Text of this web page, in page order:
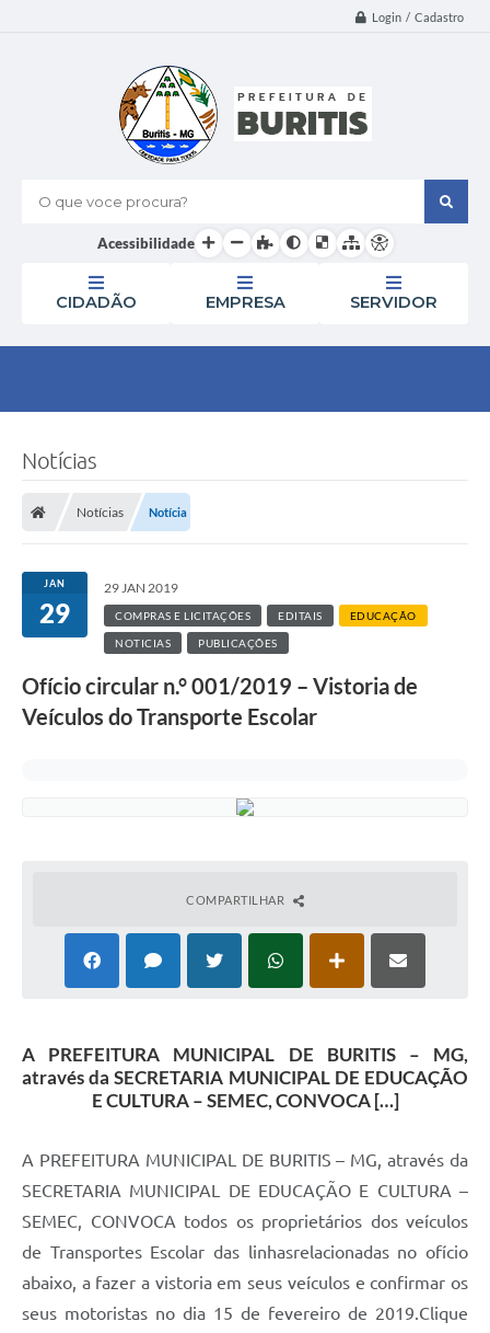
Login / Cadastro
O que voce procura?
Acessibilidade
CIDADÃO EMPRESA SERVIDOR
Notícias
Notícias Notícia
JAN
29
29 JAN 2019
COMPRAS E LICITAÇÕES EDITAIS EDUCAÇÃO
NOTICIAS PUBLICAÇÕES
Ofício circular n.° 001/2019 – Vistoria de
Veículos do Transporte Escolar
COMPARTILHAR
A PREFEITURA MUNICIPAL DE BURITIS – MG,
através da SECRETARIA MUNICIPAL DE EDUCAÇÃO
E CULTURA – SEMEC, CONVOCA […]
A PREFEITURA MUNICIPAL DE BURITIS – MG, através da
SECRETARIA MUNICIPAL DE EDUCAÇÃO E CULTURA –
SEMEC, CONVOCA todos os proprietários dos veículos
de Transportes Escolar das linhasrelacionadas no ofício
abaixo, a fazer a vistoria em seus veículos e confirmar os
seus motoristas no dia 15 de fevereiro de 2019.Clique